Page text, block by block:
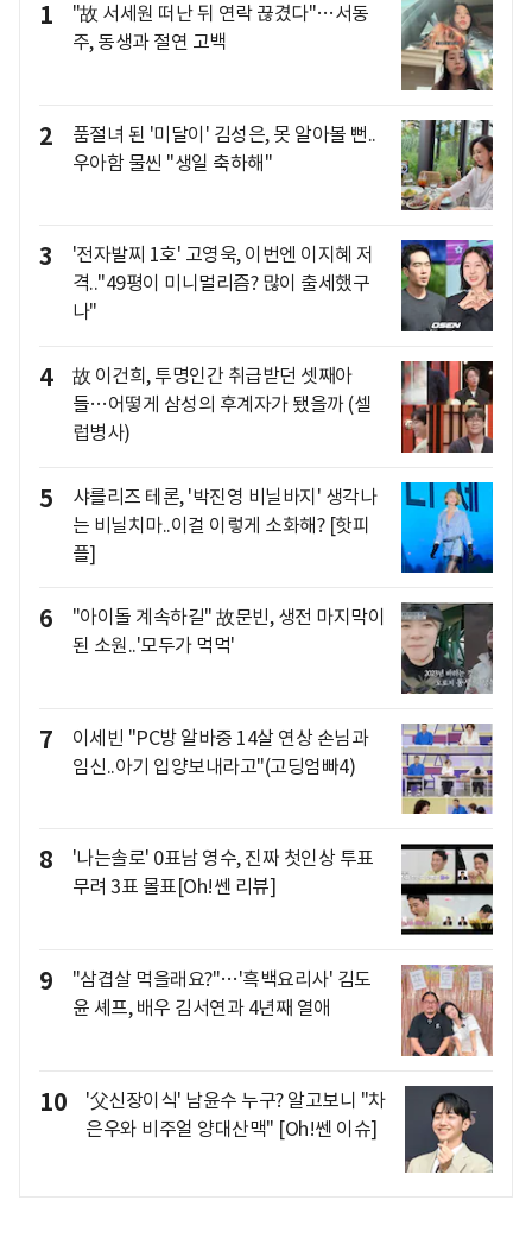
1
"故 서세원 떠난 뒤 연락 끊겼다"…서동
주, 동생과 절연 고백
2
품절녀 된 '미달이' 김성은, 못 알아볼 뻔..
우아함 물씬 "생일 축하해"
3
'전자발찌 1호' 고영욱, 이번엔 이지혜 저
격.."49평이 미니멀리즘? 많이 출세했구
나"
4
故 이건희, 투명인간 취급받던 셋째아
들…어떻게 삼성의 후계자가 됐을까 (셀
럽병사)
5
샤를리즈 테론, '박진영 비닐바지' 생각나
는 비닐치마..이걸 이렇게 소화해? [핫피
플]
6
"아이돌 계속하길" 故문빈, 생전 마지막이
된 소원..'모두가 먹먹'
7
이세빈 "PC방 알바중 14살 연상 손님과
임신..아기 입양보내라고"(고딩엄빠4)
8
'나는솔로' 0표남 영수, 진짜 첫인상 투표
무려 3표 몰표[Oh!쎈 리뷰]
9
"삼겹살 먹을래요?"…'흑백요리사' 김도
윤 셰프, 배우 김서연과 4년째 열애
10
'父신장이식' 남윤수 누구? 알고보니 "차
은우와 비주얼 양대산맥" [Oh!쎈 이슈]